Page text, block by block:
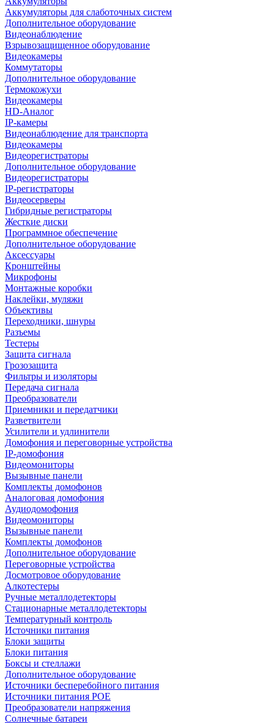
Аккумуляторы для слаботочных систем
Дополнительное оборудование
Видеонаблюдение
Взрывозащищенное оборудование
Видеокамеры
Коммутаторы
Дополнительное оборудование
Термокожухи
Видеокамеры
HD-Аналог
IP-камеры
Видеонаблюдение для транспорта
Видеокамеры
Видеорегистраторы
Дополнительное оборудование
Видеорегистраторы
IP-регистраторы
Видеосерверы
Гибридные регистраторы
Жесткие диски
Программное обеспечение
Дополнительное оборудование
Аксессуары
Кронштейны
Микрофоны
Монтажные коробки
Наклейки, муляжи
Объективы
Переходники, шнуры
Разъемы
Тестеры
Защита сигнала
Грозозащита
Фильтры и изоляторы
Передача сигнала
Преобразователи
Приемники и передатчики
Разветвители
Усилители и удлинители
Домофония и переговорные устройства
IP-домофония
Видеомониторы
Вызывные панели
Комплекты домофонов
Аналоговая домофония
Аудиодомофония
Видеомониторы
Вызывные панели
Комплекты домофонов
Дополнительное оборудование
Переговорные устройства
Досмотровое оборудование
Алкотестеры
Ручные металлодетекторы
Стационарные металлодетекторы
Температурный контроль
Источники питания
Блоки защиты
Блоки питания
Боксы и стеллажи
Дополнительное оборудование
Источники бесперебойного питания
Источники питания POE
Преобразователи напряжения
Солнечные батареи